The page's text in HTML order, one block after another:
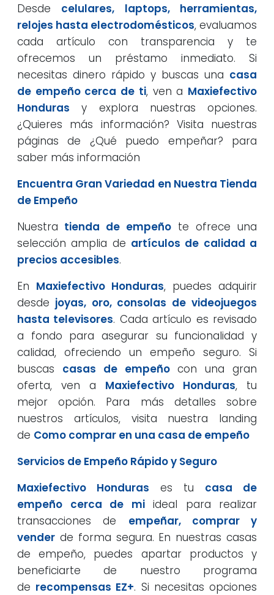
Desde celulares, laptops, herramientas,
relojes hasta electrodomésticos, evaluamos
cada artículo con transparencia y te
ofrecemos un préstamo inmediato. Si
necesitas dinero rápido y buscas una casa
de empeño cerca de ti, ven a Maxiefectivo
Honduras y explora nuestras opciones.
¿Quieres más información? Visita nuestras
páginas de ¿Qué puedo empeñar? para
saber más información
Encuentra Gran Variedad en Nuestra Tienda
de Empeño
Nuestra tienda de empeño te ofrece una
selección amplia de artículos de calidad a
precios accesibles.
En Maxiefectivo Honduras, puedes adquirir
desde joyas, oro, consolas de videojuegos
hasta televisores. Cada artículo es revisado
a fondo para asegurar su funcionalidad y
calidad, ofreciendo un empeño seguro. Si
buscas casas de empeñocon una gran
oferta, ven a Maxiefectivo Honduras, tu
mejor opción. Para más detalles sobre
nuestros artículos, visita nuestra landing
de Como comprar en una casa de empeño
Servicios de Empeño Rápido y Seguro
Maxiefectivo Honduras es tu casa de
empeño cerca de miideal para realizar
transacciones de empeñar, comprar y
vender de forma segura. En nuestras casas
de empeño, puedes apartar productos y
beneficiarte de nuestro programa
de recompensas EZ+. Si necesitas opciones